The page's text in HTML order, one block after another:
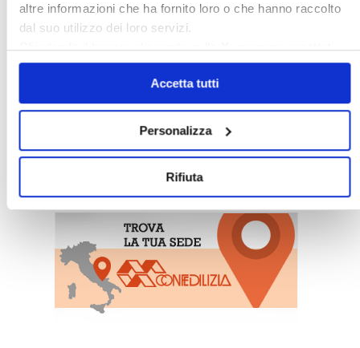
altre informazioni che ha fornito loro o che hanno raccolto
dal suo utilizzo dei loro servizi.
Chiudendo il banner cliccando sullaXverranno accettati
solo i cookie necessari.
Accetta tutti
Personalizza
Rifiuta
〉 Sedi Territoriali